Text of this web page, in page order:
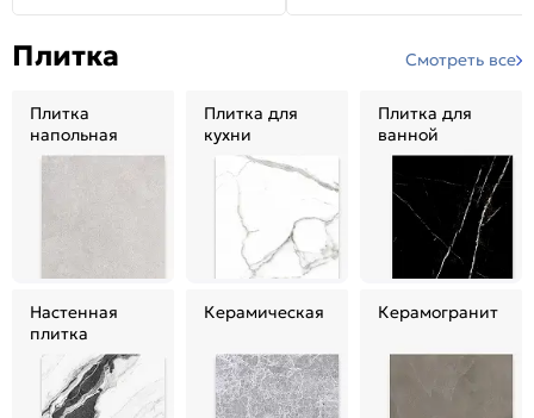
Плитка Смотреть все
Плитка
напольная
Плитка для
кухни
Плитка для
ванной
Настенная
плитка
Керамическая Керамогранит